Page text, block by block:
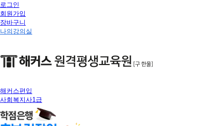
로그인
회원가입
장바구니
나의강의실
해커스편입
사회복지사1급